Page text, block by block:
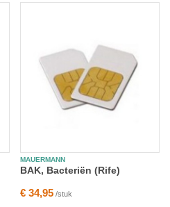
MAUERMANN
BAK, Bacteriën (Rife)
€ 34,95/stuk